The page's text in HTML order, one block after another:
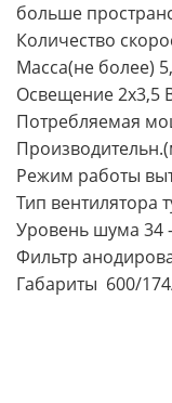
больше
Количество
Масса(не более)
Освещение 2х3,5
Потребляемая
Режим работы
Тип вентилятора
Уровень шума 34
Фильтр
Габариты 600/